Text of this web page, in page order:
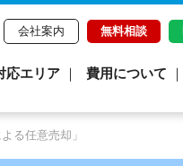
会社案内 無料相談
応エリア 費用について
る任意売却」